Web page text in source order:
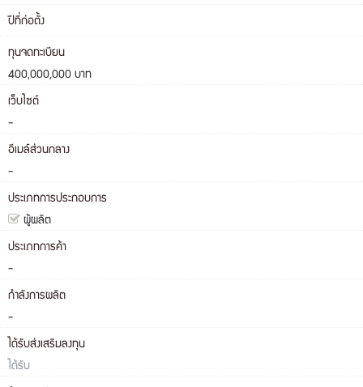
ปีที่ก่อตั้ง
ทุนจดทะเบียน
400,000,000 บาท
เว็บไซต์
-
อีเมล์ส่วนกลาง
-
ประเภทการประกอบการ
ผู้ผลิต
ประเภทการค้า
-
กำลังการผลิต
-
ได้รับส่งเสริมลงทุน
ได้รับ